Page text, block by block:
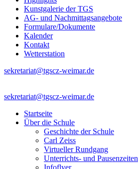
Kunstgalerie der TGS
AG- und Nachmittagsangebote
Formulare/Dokumente
Kalender
Kontakt
Wetterstation
sekretariat@tgscz-weimar.de
sekretariat@tgscz-weimar.de
Startseite
Über die Schule
Geschichte der Schule
Carl Zeiss
Virtueller Rundgang
Unterrichts- und Pausenzeiten
Infoflyer